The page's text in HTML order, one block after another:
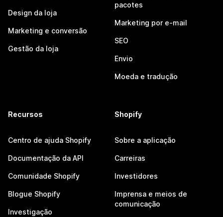
Design da loja
Marketing e conversão
Gestão da loja
pacotes
Marketing por e-mail
SEO
Envio
Moeda e tradução
Recursos
Centro de ajuda Shopify
Documentação da API
Comunidade Shopify
Blogue Shopify
Investigação
Shopify
Sobre a aplicação
Carreiras
Investidores
Imprensa e meios de
comunicação